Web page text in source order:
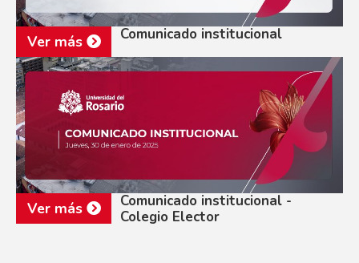
Ver más Comunicado institucional
Ver más
Comunicado institucional -
Colegio Elector